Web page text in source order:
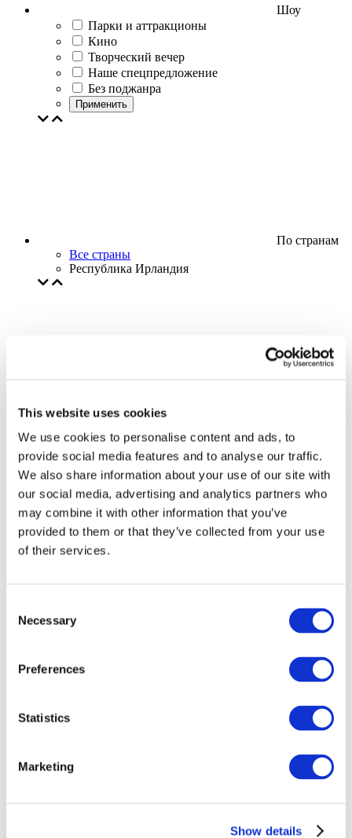
This website uses cookies
We use cookies to personalise content and ads, to
provide social media features and to analyse our traffic.
We also share information about your use of our site with
our social media, advertising and analytics partners who
may combine it with other information that you’ve
provided to them or that they’ve collected from your use
of their services.
Selection
Necessary
Preferences
Statistics
Marketing
Show details
Шоу
Парки и аттракционы
Кино
Творческий вечер
Наше спецпредложение
Без поджанра
Применить
По странам
Все страны
Республика Ирландия